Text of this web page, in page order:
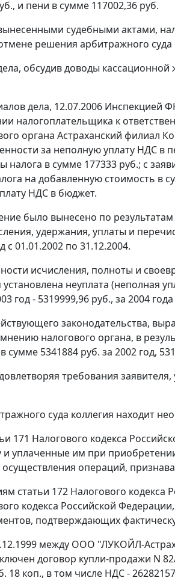
и пени в сумме 117002,36 руб.
судебными актами,
решения арбитражного
обсудив доводы
дела, 12.07.2006
налогоплательщика к
органа Астраханский филиал
за неполную уплату НДС в
налога в сумме 177333 руб.; с
на добавленную стоимость в
НДС в бюджет.
было вынесено по
удержания, уплаты и
с 01.01.2002 по 31.12.2004.
исчисления, полноты и
неуплата (неполная
год - 5319999,96 руб., за 2004
законодательства,
налогового органа, в
сумме 5341884 руб. за 2002 год,
требования
суда коллегия находит
171 Налогового кодекса
уплаченные им при
операций,
статьи 172 Налогового кодекса
кодекса Российской
подтверждающих
между ООО "ЛУКОЙЛ-
договор купли-продажи N
18 коп., в том числе НДС -